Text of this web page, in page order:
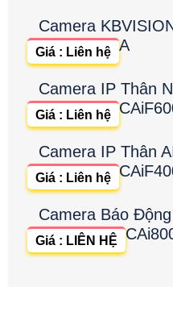
Camera
A
Giá : Liên hệ
Camera IP Thân
Giá : Liên hệ
Camera IP Thân
Giá : Liên hệ
Camera Báo
Giá : LIÊN HỆ